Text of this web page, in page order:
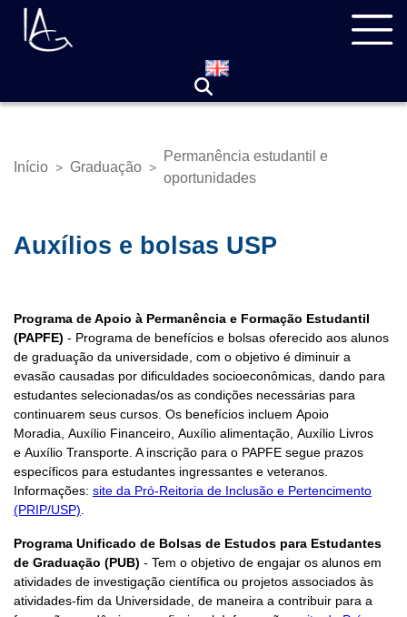
Pular
para
Trilha
Início > Graduação >
Permanência estudantil e
oportunidades
Auxílios e bolsas USP
Programa de Apoio à Permanência e Formação Estudantil
(PAPFE) - Programa de benefícios e bolsas oferecido aos alunos
de graduação da universidade, com o objetivo é diminuir a
evasão causadas por dificuldades socioeconômicas, dando para
estudantes selecionadas/os as condições necessárias para
continuarem seus cursos. Os benefícios incluem Apoio
Moradia, Auxílio Financeiro, Auxílio alimentação, Auxílio Livros
e Auxílio Transporte. A inscrição para o PAPFE segue prazos
específicos para estudantes ingressantes e veteranos.
Informações: site da Pró-Reitoria de Inclusão e Pertencimento
(PRIP/USP)
Programa Unificado de Bolsas de Estudos para Estudantes
de Graduação (PUB) - Tem o objetivo de engajar os alunos em
atividades de investigação científica ou projetos associados às
atividades-fim da Universidade, de maneira a contribuir para a